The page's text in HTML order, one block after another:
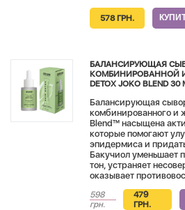
578 ГРН.
БАЛАНСИРУЮЩАЯ
КОМБИНИРОВАННОЙ
DETOX JOKO BLEND 30
Балансирующая
комбинированного и
Blend™ насыщена
которые помогают
эпидермиса и
Бакучиол уменьшает
тон, устраняет
оказывает
598
грн.
479
ГРН.